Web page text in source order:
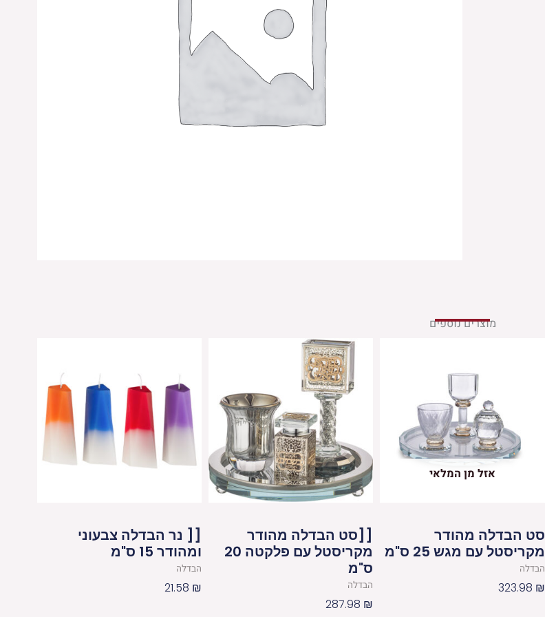
מוצרים נוספים
אזל מן המלאי
סט הבדלה מהודר
מקריסטל עם מגש 25 ס"מ
הבדלה
323.98 ₪
[[סט הבדלה מהודר
מקריסטל עם פלקטה 20
ס"מ
הבדלה
287.98 ₪
[[ נר הבדלה צבעוני
ומהודר 15 ס"מ
הבדלה
21.58 ₪